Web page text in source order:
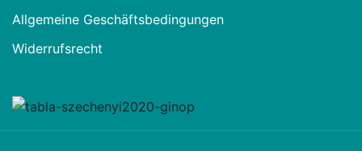
Allgemeine Geschäftsbedingungen
Widerrufsrecht